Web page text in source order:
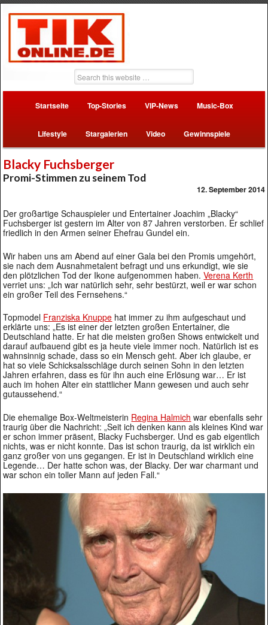
Startseite Top-Stories VIP-News Music-Box
Lifestyle Stargalerien Video Gewinnspiele
Blacky Fuchsberger
Promi-Stimmen zu seinem Tod
12. September 2014
Der großartige Schauspieler und Entertainer Joachim „Blacky“
Fuchsberger ist gestern im Alter von 87 Jahren verstorben. Er schlief
friedlich in den Armen seiner Ehefrau Gundel ein.
Wir haben uns am Abend auf einer Gala bei den Promis umgehört,
sie nach dem Ausnahmetalent befragt und uns erkundigt, wie sie
den plötzlichen Tod der Ikone aufgenommen haben.Verena Kerth
verriet uns: „Ich war natürlich sehr, sehr bestürzt, weil er war schon
ein großer Teil des Fernsehens.“
Topmodel Franziska Knuppe hat immer zu ihm aufgeschaut und
erklärte uns: „Es ist einer der letzten großen Entertainer, die
Deutschland hatte. Er hat die meisten großen Shows entwickelt und
darauf aufbauend gibt es ja heute viele immer noch. Natürlich ist es
wahnsinnig schade, dass so ein Mensch geht. Aber ich glaube, er
hat so viele Schicksalsschläge durch seinen Sohn in den letzten
Jahren erfahren, dass es für ihn auch eine Erlösung war… Er ist
auch im hohen Alter ein stattlicher Mann gewesen und auch sehr
gutaussehend.“
Die ehemalige Box-Weltmeisterin Regina Halmich war ebenfalls sehr
traurig über die Nachricht: „Seit ich denken kann als kleines Kind war
er schon immer präsent, Blacky Fuchsberger. Und es gab eigentlich
nichts, was er nicht konnte. Das ist schon traurig, da ist wirklich ein
ganz großer von uns gegangen. Er ist in Deutschland wirklich eine
Legende… Der hatte schon was, der Blacky. Der war charmant und
war schon ein toller Mann auf jeden Fall.“